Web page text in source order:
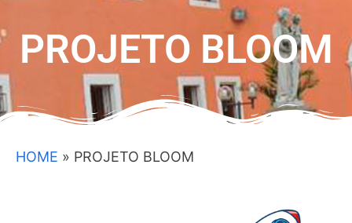
PROJETO BLOOM
HOME » PROJETO BLOOM